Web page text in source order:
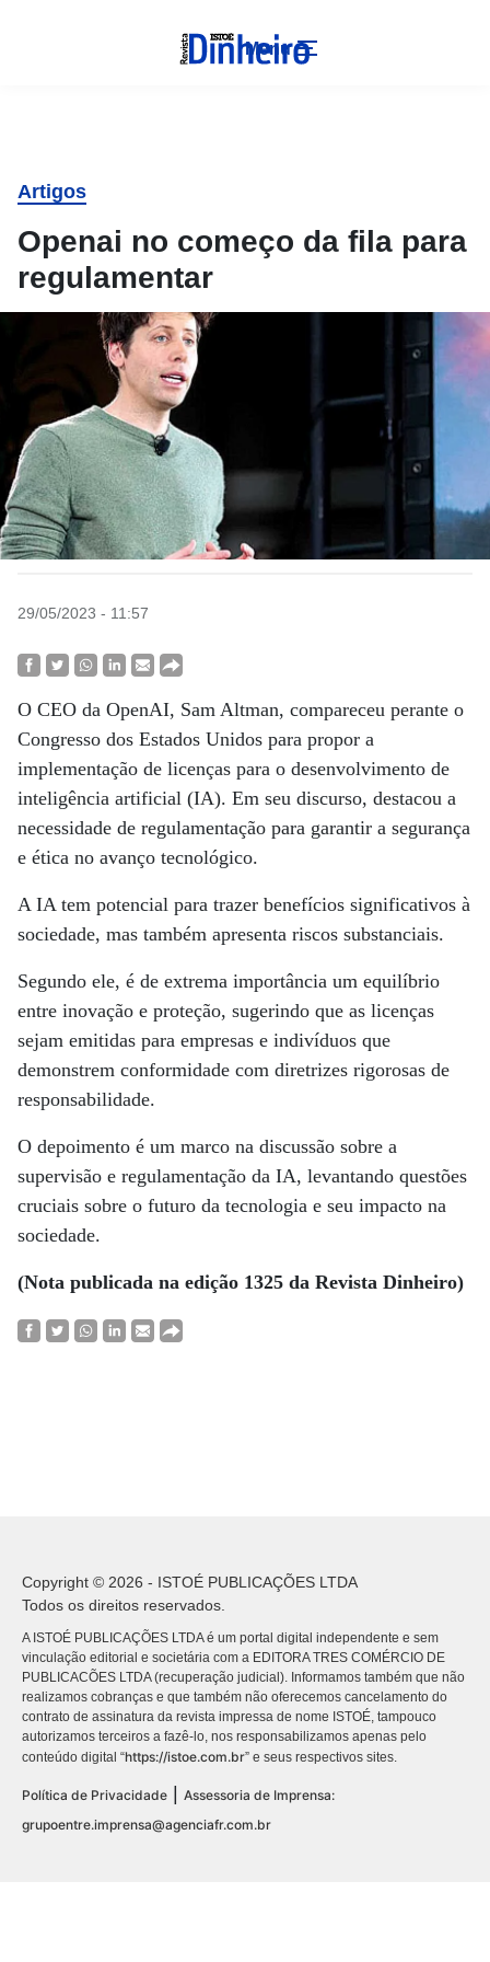
Menu
Artigos
Openai no começo da fila para
regulamentar
29/05/2023 - 11:57
O CEO da OpenAI, Sam Altman, compareceu perante o
Congresso dos Estados Unidos para propor a
implementação de licenças para o desenvolvimento de
inteligência artificial (IA). Em seu discurso, destacou a
necessidade de regulamentação para garantir a segurança
e ética no avanço tecnológico.
A IA tem potencial para trazer benefícios significativos à
sociedade, mas também apresenta riscos substanciais.
Segundo ele, é de extrema importância um equilíbrio
entre inovação e proteção, sugerindo que as licenças
sejam emitidas para empresas e indivíduos que
demonstrem conformidade com diretrizes rigorosas de
responsabilidade.
O depoimento é um marco na discussão sobre a
supervisão e regulamentação da IA, levantando questões
cruciais sobre o futuro da tecnologia e seu impacto na
sociedade.
(Nota publicada na edição 1325 da Revista Dinheiro)
Copyright © 2026 - ISTOÉ PUBLICAÇÕES LTDA
Todos os direitos reservados.
A ISTOÉ PUBLICAÇÕES LTDA é um portal digital independente e sem
vinculação editorial e societária com a EDITORA TRES COMÉRCIO DE
PUBLICACÕES LTDA (recuperação judicial). Informamos também que não
realizamos cobranças e que também não oferecemos cancelamento do
contrato de assinatura da revista impressa de nome ISTOÉ, tampouco
autorizamos terceiros a fazê-lo, nos responsabilizamos apenas pelo
conteúdo digital “https://istoe.com.br” e seus respectivos sites.
Política de Privacidade
Assessoria de Imprensa:
grupoentre.imprensa@agenciafr.com.br